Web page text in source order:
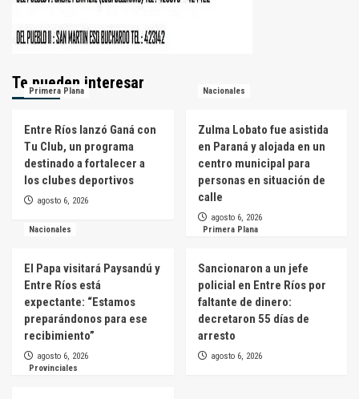
Te pueden interesar
Primera Plana
Entre Ríos lanzó Ganá con
Tu Club, un programa
destinado a fortalecer a
los clubes deportivos
agosto 6, 2026
Nacionales
Zulma Lobato fue asistida
en Paraná y alojada en un
centro municipal para
personas en situación de
calle
agosto 6, 2026
Nacionales
El Papa visitará Paysandú y
Entre Ríos está
expectante: “Estamos
preparándonos para ese
recibimiento”
agosto 6, 2026
Primera Plana
Sancionaron a un jefe
policial en Entre Ríos por
faltante de dinero:
decretaron 55 días de
arresto
agosto 6, 2026
Provinciales